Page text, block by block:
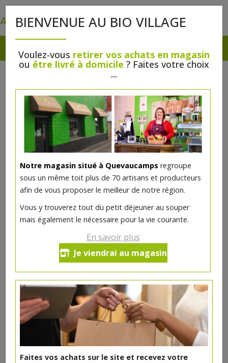
BIENVENUE AU BIO VILLAGE
Voulez-vous retirer vos achats en magasin
ou être livré à domicile ? Faites votre choix
...
Notre magasin situé à Quevaucamps regroupe
sous un même toit plus de 70 artisans et producteurs
afin de vous proposer le meilleur de notre région.
Vous y trouverez tout du petit déjeuner au souper
mais également le nécessaire pour la vie courante.
En savoir plus
Je viendrai au magasin
Faites vos achats sur le site et recevez votre
Haricots rouges bio 400g
- 1 pc +
2.1€
Réception souhaitée le